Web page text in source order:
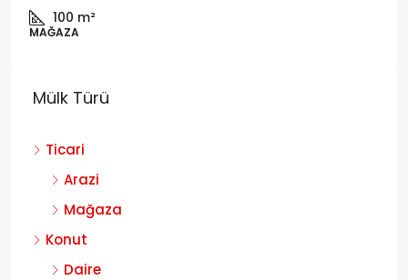
100 m²
MAĞAZA
Mülk Türü
Ticari
Arazi
Mağaza
Konut
Daire